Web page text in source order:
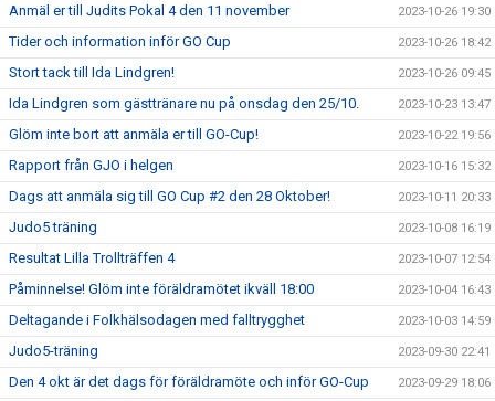
Anmäl er till Judits Pokal 4 den 11 november 2023-10-26 19:30
Tider och information inför GO Cup 2023-10-26 18:42
Stort tack till Ida Lindgren! 2023-10-26 09:45
Ida Lindgren som gästtränare nu på onsdag den 25/10. 2023-10-23 13:47
Glöm inte bort att anmäla er till GO-Cup! 2023-10-22 19:56
Rapport från GJO i helgen 2023-10-16 15:32
Dags att anmäla sig till GO Cup #2 den 28 Oktober! 2023-10-11 20:33
Judo5 träning 2023-10-08 16:19
Resultat Lilla Trollträffen 4 2023-10-07 12:54
Påminnelse! Glöm inte föräldramötet ikväll 18:00 2023-10-04 16:43
Deltagande i Folkhälsodagen med falltrygghet 2023-10-03 14:59
Judo5-träning 2023-09-30 22:41
Den 4 okt är det dags för föräldramöte och inför GO-Cup 2023-09-29 18:06